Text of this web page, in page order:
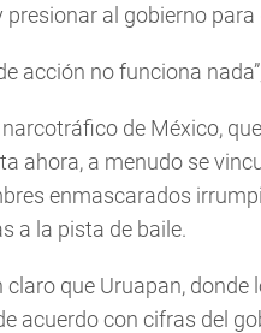
al gobierno
acción no funciona
de México,
ahora, a menudo se
enmascarados
a la pista de baile.
que Uruapan, donde
acuerdo con cifras del